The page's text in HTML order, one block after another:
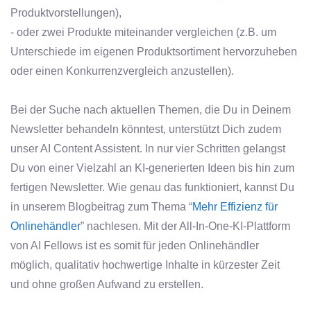
Produktvorstellungen),
- oder zwei Produkte miteinander vergleichen (z.B. um
Unterschiede im eigenen Produktsortiment hervorzuheben
oder einen Konkurrenzvergleich anzustellen).
Bei der Suche nach aktuellen Themen, die Du in Deinem
Newsletter behandeln könntest, unterstützt Dich zudem
unser AI Content Assistent. In nur vier Schritten gelangst
Du von einer Vielzahl an KI-generierten Ideen bis hin zum
fertigen Newsletter. Wie genau das funktioniert, kannst Du
in unserem Blogbeitrag zum Thema “Mehr Effizienz für
Onlinehändler” nachlesen. Mit der All-In-One-KI-Plattform
von AI Fellows ist es somit für jeden Onlinehändler
möglich, qualitativ hochwertige Inhalte in kürzester Zeit
und ohne großen Aufwand zu erstellen.